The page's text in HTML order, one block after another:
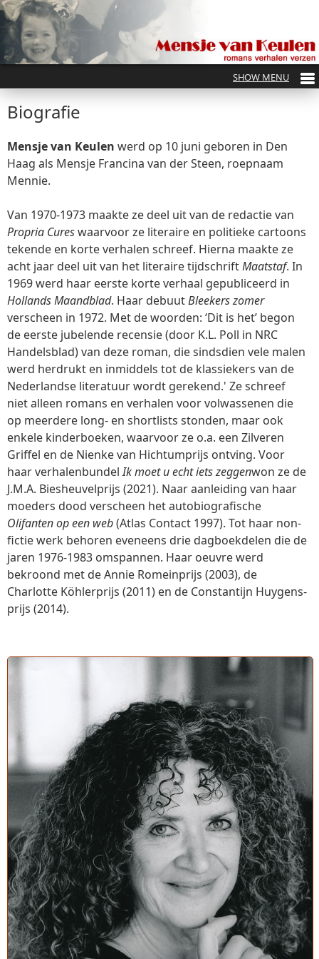
Biografie
Mensje van Keulen werd op 10 juni geboren in Den
Haag als Mensje Francina van der Steen, roepnaam
Mennie.
Van 1970-1973 maakte ze deel uit van de redactie van
Propria Cureswaarvoor ze literaire en politieke cartoons
tekende en korte verhalen schreef. Hierna maakte ze
acht jaar deel uit van het literaire tijdschriftMaatstaf. In
1969 werd haar eerste korte verhaal gepubliceerd in
Hollands Maandblad. Haar debuutBleekers zomer
verscheen in 1972. Met de woorden: ‘Dit is het’ begon
de eerste jubelende recensie (door K.L. Poll in NRC
Handelsblad) van deze roman, die sindsdien vele malen
werd herdrukt en inmiddels tot de klassiekers van de
Nederlandse literatuur wordt gerekend.' Ze schreef
niet alleen romans en verhalen voor volwassenen die
op meerdere long- en shortlists stonden, maar ook
enkele kinderboeken, waarvoor ze o.a. een Zilveren
Griffel en de Nienke van Hichtumprijs ontving. Voor
haar verhalenbundelIk moet u echt iets zeggenwon ze de
J.M.A. Biesheuvelprijs (2021). Naar aanleiding van haar
moeders dood verscheen het autobiografische
Olifanten op een web(Atlas Contact 1997). Tot haar non-
fictie werk behoren eveneens drie dagboekdelen die de
jaren 1976-1983 omspannen. Haar oeuvre werd
bekroond met de Annie Romeinprijs (2003), de
Charlotte Köhlerprijs (2011) en de Constantijn Huygens-
prijs (2014).